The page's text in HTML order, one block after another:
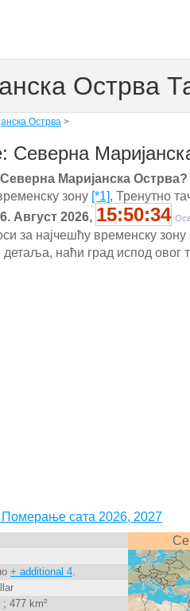
Острва
Острва >
Северна
Маријанска Острва?
зону [*1], Тренутно
Август 2026, 15:50:34
за најчешћу временску
наћи град испод овог
сата 2026, 2027
+ additional 4.
; 477 km²